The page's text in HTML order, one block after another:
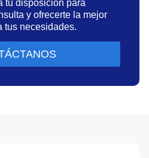
tu disposición para
y ofrecerte la mejor
tus necesidades.